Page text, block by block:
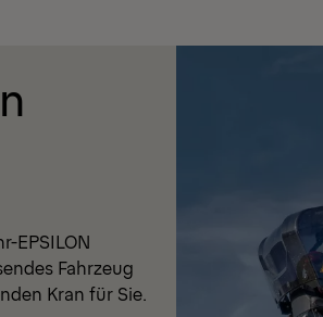
EPSILON
Fahrzeug
Kran für Sie.